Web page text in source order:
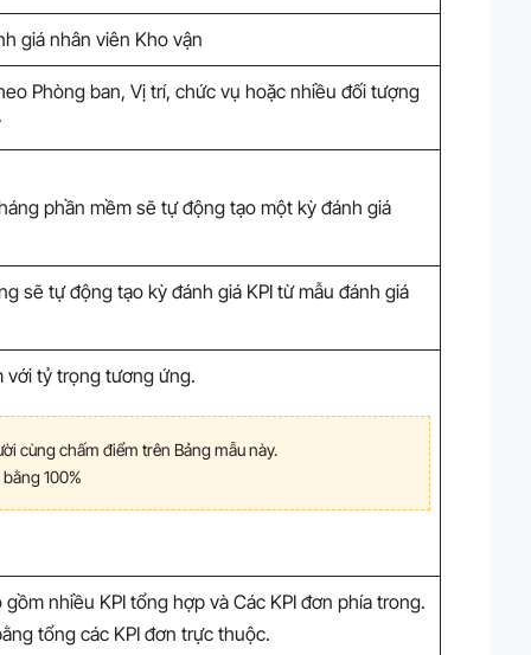
giá nhân viên Kho vận
Phòng ban, Vị trí, chức vụ hoặc nhiều đối tượng
phần mềm sẽ tự động tạo một kỳ đánh giá
sẽ tự động tạo kỳ đánh giá KPI từ mẫu đánh giá
với tỷ trọng tương ứng.
cùng chấm điểm trên Bảng mẫu này.
100%
nhiều KPI tổng hợp và Các KPI đơn phía trong.
tổng các KPI đơn trực thuộc.